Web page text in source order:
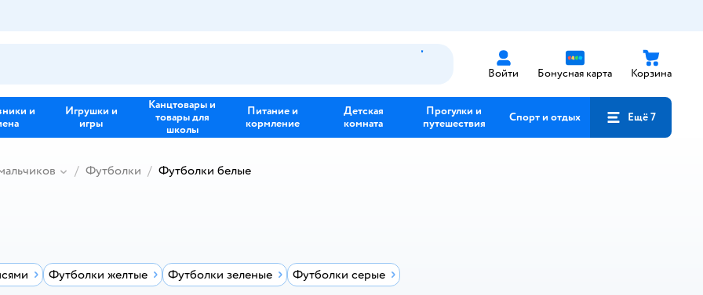
Войти Бонусная карта Корзина
и
Игрушки и
игры
Канцтовары и
товары для
школы
Питание и
кормление
Детская
комната
Прогулки и
путешествия
Спорт и отдых Ещё 7
Футболки Футболки белые
Футболки желтые Футболки зеленые Футболки серые